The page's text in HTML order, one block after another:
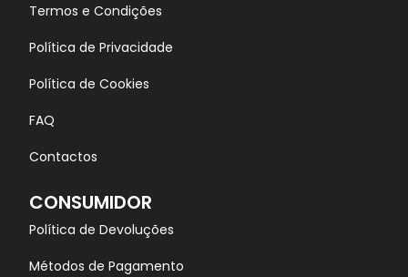
Termos e Condições
Política de Privacidade
Política de Cookies
FAQ
Contactos
CONSUMIDOR
Política de Devoluções
Métodos de Pagamento